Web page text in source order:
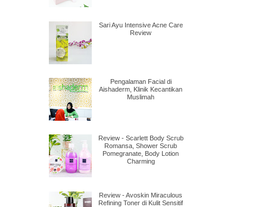
Sari Ayu Intensive Acne Care
Review
Pengalaman Facial di
Aishaderm, Klinik Kecantikan
Muslimah
Review - Scarlett Body Scrub
Romansa, Shower Scrub
Pomegranate, Body Lotion
Charming
Review - Avoskin Miraculous
Refining Toner di Kulit Sensitif